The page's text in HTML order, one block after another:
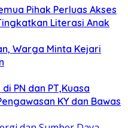
Pihak Perluas Akses
Literasi Anak
Warga Minta Kejari
PN dan PT,Kuasa
KY dan Bawas